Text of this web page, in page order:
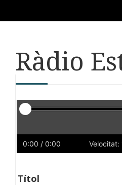
Ràdio
0:00 / 0:00 Velocitat:
Títol